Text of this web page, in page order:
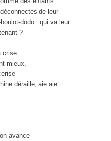
de leur
dodo , qui va leur
?
crise
mieux,
déraille, aie aie
avance